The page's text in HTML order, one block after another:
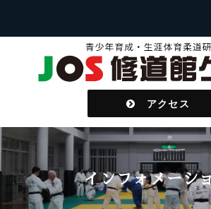
アクセス
インフォメーシ